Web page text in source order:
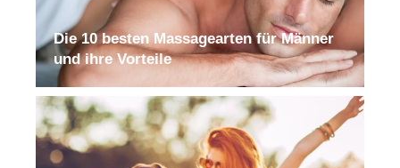
Die 10 besten Massagearten für Männer
und ihre Vorteile